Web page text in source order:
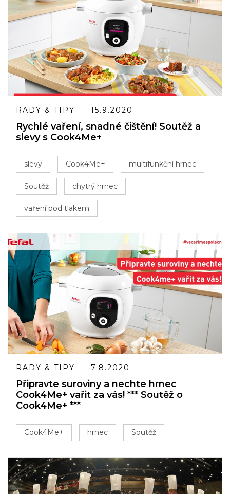
RADY & TIPY 15.9.2020
Rychlé vaření, snadné čištění! Soutěž a
slevy s Cook4Me+
slevy Cook4Me+ multifunkční hrnec
Soutěž chytrý hrnec
vaření pod tlakem
RADY & TIPY 7.8.2020
Připravte suroviny a nechte hrnec
Cook4Me+ vařit za vás! *** Soutěž o
Cook4Me+ ***
Cook4Me+ hrnec Soutěž